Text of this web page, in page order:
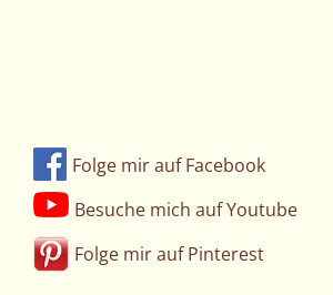
Folge mir auf Facebook
Besuche mich auf Youtube
Folge mir auf Pinterest